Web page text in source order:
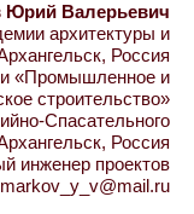
Юрий Валерьевич
архитектуры и
Россия
«Промышленное и
строительство»
Спасательного
Россия
инженер проектов